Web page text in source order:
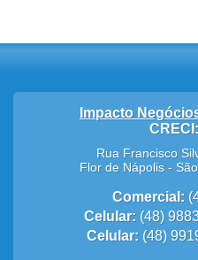
Impacto
Rua Francisco
Flor de Nápolis -
Comercial:
Celular: (48)
Celular: (48)